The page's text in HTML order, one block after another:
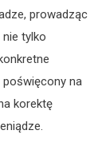
prowadząc
nie tylko
na
korektę